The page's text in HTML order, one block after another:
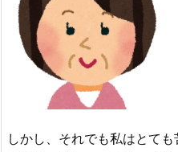
しかし、それでも私はとて